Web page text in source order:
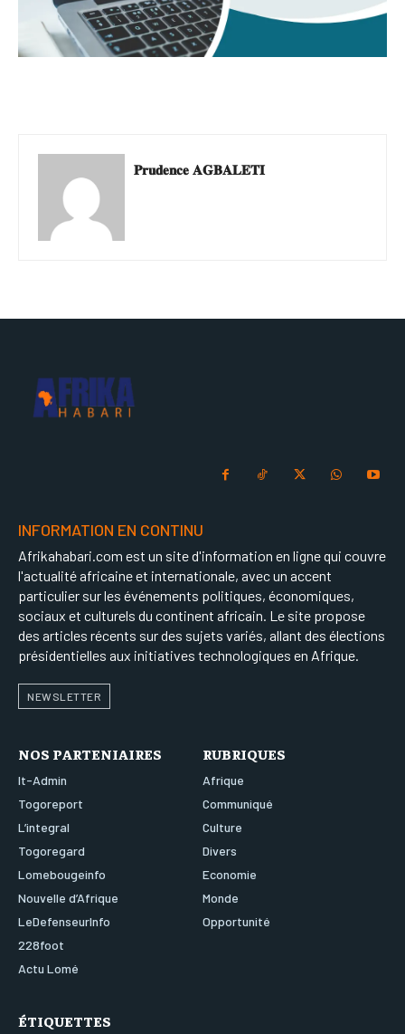
𝐏𝐫𝐮𝐝𝐞𝐧𝐜𝐞 𝐀𝐆𝐁𝐀𝐋𝐄𝐓𝐈
INFORMATION EN CONTINU
Afrikahabari.com est un site d'information en ligne qui couvre
l'actualité africaine et internationale, avec un accent
particulier sur les événements politiques, économiques,
sociaux et culturels du continent africain. Le site propose
des articles récents sur des sujets variés, allant des élections
présidentielles aux initiatives technologiques en Afrique.
NEWSLETTER
NOS PARTENIAIRES
It-Admin
Togoreport
L’integral
Togoregard
Lomebougeinfo
Nouvelle d’Afrique
LeDefenseurInfo
228foot
Actu Lomé
RUBRIQUES
Afrique
Communiqué
Culture
Divers
Economie
Monde
Opportunité
ÉTIQUETTES